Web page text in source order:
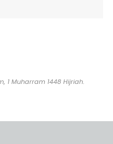
1 Muharram 1448 Hijriah.